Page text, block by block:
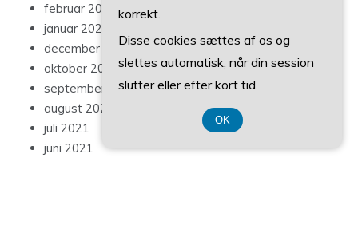
februar 2022
januar 2022
december 2021
oktober 2021
september 2021
august 2021
juli 2021
juni 2021
maj 2021
korrekt.
Disse cookies sættes af os og
slettes automatisk, når din session
slutter eller efter kort tid.
OK